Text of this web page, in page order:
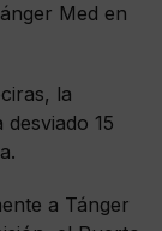
Med en
la
15
a Tánger